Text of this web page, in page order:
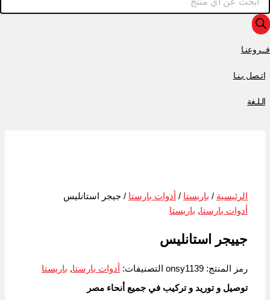
فــروعنـا
اتـصل بـنـا
الـلـغة
الرئيسية / باريستا / أدوات بارستا / جيجر استانليس
أدوات بارستا, باريستا
جييجر استانليس
رمز المنتج:onsy1139 التصنيفات: أدوات بارستا, باريستا
توصيل و توريد و تركيب في جميع أنحاء مصر